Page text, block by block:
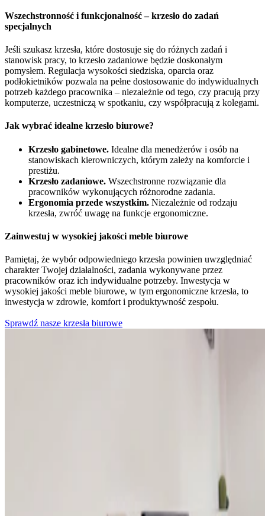
Wszechstronność i funkcjonalność – krzesło do zadań
specjalnych
Jeśli szukasz krzesła, które dostosuje się do różnych zadań i
stanowisk pracy, to krzesło zadaniowe będzie doskonałym
pomysłem. Regulacja wysokości siedziska, oparcia oraz
podłokietników pozwala na pełne dostosowanie do indywidualnych
potrzeb każdego pracownika – niezależnie od tego, czy pracują przy
komputerze, uczestniczą w spotkaniu, czy współpracują z kolegami.
Jak wybrać idealne krzesło biurowe?
Krzesło gabinetowe. Idealne dla menedżerów i osób na
stanowiskach kierowniczych, którym zależy na komforcie i
prestiżu.
Krzesło zadaniowe. Wszechstronne rozwiązanie dla
pracowników wykonujących różnorodne zadania.
Ergonomia przede wszystkim. Niezależnie od rodzaju
krzesła, zwróć uwagę na funkcje ergonomiczne.
Zainwestuj w wysokiej jakości meble biurowe
Pamiętaj, że wybór odpowiedniego krzesła powinien uwzględniać
charakter Twojej działalności, zadania wykonywane przez
pracowników oraz ich indywidualne potrzeby. Inwestycja w
wysokiej jakości meble biurowe, w tym ergonomiczne krzesła, to
inwestycja w zdrowie, komfort i produktywność zespołu.
Sprawdź nasze krzesła biurowe